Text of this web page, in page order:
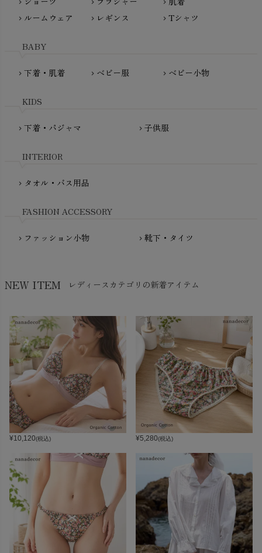
PeopleTree（ピープルツリー）
PRISTINE（プリスティン）
fromF（フロムエフ）
maggies（マギーズ）
MATONA（マトナ）
mini rodini（ミニロディーニ）
My Little Cozmo（マイリトルコズモ）
NewNative（ニューネイティブ）
chevron_right chevron_right chevron_right
chevron_right ルームウェア chevron_right レギンス chevron_rightTシャツ
BABY
chevron_right 下着・肌着 chevron_right ベビー服 chevron_right ベビー小物
KIDS
chevron_right 下着・パジャマ chevron_right 子供服
INTERIOR
chevron_right タオル・バス用品
FASHION ACCESSORY
chevron_right ファッション小物 chevron_right 靴下・タイツ
NEW ITEM レディースカテゴリの新着アイテム
¥10,120(税込) ¥5,280(税込)